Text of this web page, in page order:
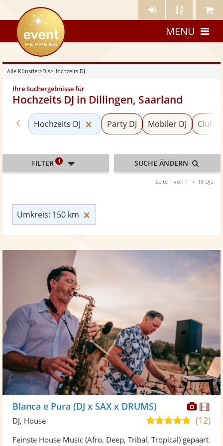
Künstler- Künstler Meine
eventpeppers
MENU
Alle Künstler>DJs>Hochzeits DJ
Ihre Suchergebnisse für
Hochzeits DJ in Dillingen, Saarland
Zurück zu «DJs»
Hochzeits DJ Kategorie «Hochzeits DJ»
Party DJ Mobiler DJ Club
Umkreis: 150 km
FILTER 1 SUCHE ÄNDERN
Seite 1 von 1 18 DJs
Fotos
Blanca e Pura (DJ x SAX x DRUMS)
4,9(12)
DJ, House
Feinste House Music (Afro, Deep, Tribal, Tropical) gepaart